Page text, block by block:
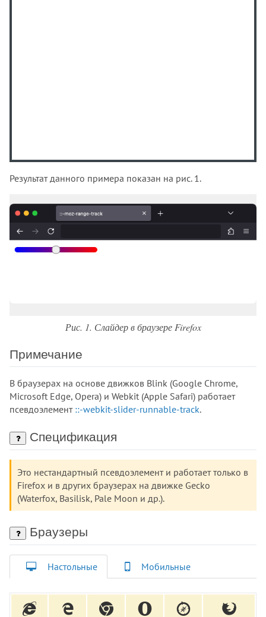
Результат данного примера показан на рис. 1.
Рис. 1. Слайдер в браузере Firefox
Примечание
В браузерах на основе движков Blink (Google Chrome,
Microsoft Edge, Opera) и Webkit (Apple Safari) работает
псевдоэлемент ::-webkit-slider-runnable-track.
Спецификация
Это нестандартный псевдоэлемент и работает только в
Firefox и в других браузерах на движке Gecko
(Waterfox, Basilisk, Pale Moon и др.).
Браузеры
Настольные Мобильные